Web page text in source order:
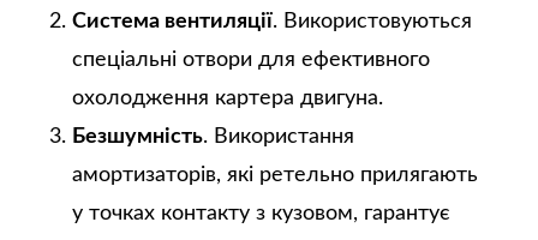
Система вентиляції. Використовуються
спеціальні отвори для ефективного
охолодження картера двигуна.
Безшумність. Використання
амортизаторів, які ретельно прилягають
у точках контакту з кузовом, гарантує